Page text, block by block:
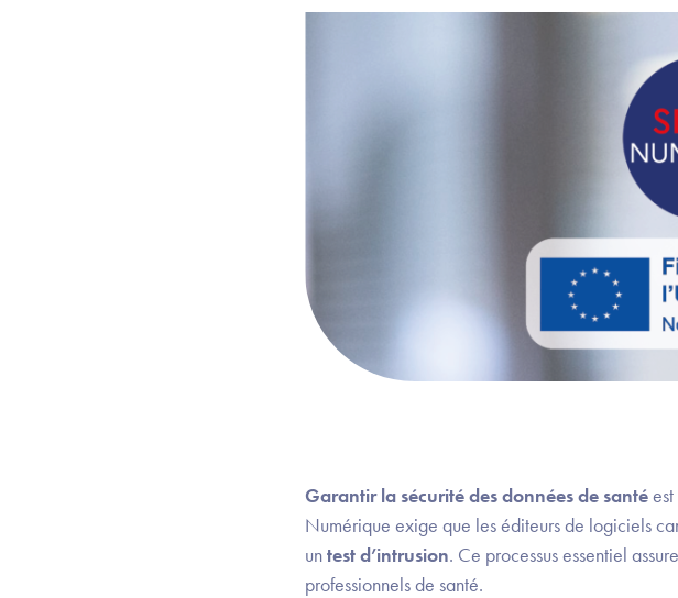
Garantir la sécurité des données de santé
Numérique exige que les éditeurs de logiciels
untest d’intrusion. Ce processus essentiel
professionnels de santé.